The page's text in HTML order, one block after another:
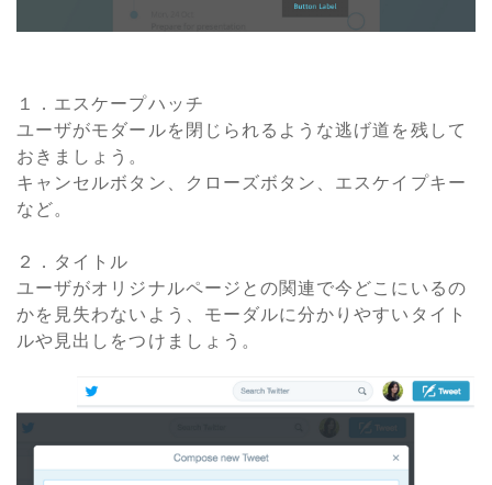
１．エスケープハッチ
ユーザがモダールを閉じられるような逃げ道を残して
おきましょう。
キャンセルボタン、クローズボタン、エスケイプキー
など。
２．タイトル
ユーザがオリジナルページとの関連で今どこにいるの
かを見失わないよう、モーダルに分かりやすいタイト
ルや見出しをつけましょう。